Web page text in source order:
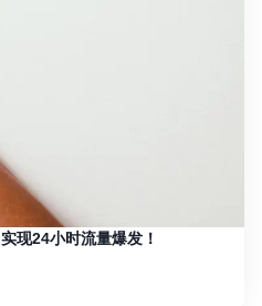
现24小时流量爆发！